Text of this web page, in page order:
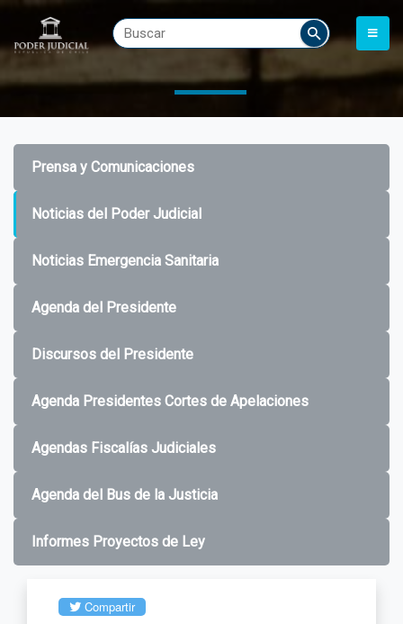
Prensa y Comunicaciones
Noticias del Poder Judicial
Noticias Emergencia Sanitaria
Agenda del Presidente
Discursos del Presidente
Agenda Presidentes Cortes de Apelaciones
Agendas Fiscalías Judiciales
Agenda del Bus de la Justicia
Informes Proyectos de Ley
Compartir